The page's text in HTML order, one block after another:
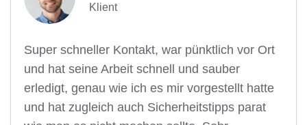
Klient
Super schneller Kontakt, war pünktlich vor Ort
und hat seine Arbeit schnell und sauber
erledigt, genau wie ich es mir vorgestellt hatte
und hat zugleich auch Sicherheitstipps parat